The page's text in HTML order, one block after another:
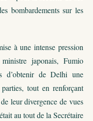
bombardements sur les
à une intense pression
japonais, Fumio
d’obtenir de Delhi une
tout en renforçant
leur divergence de vues
au tout de la Secrétaire